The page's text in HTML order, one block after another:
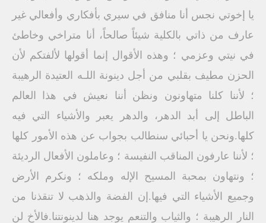
يا إخوتي نجس أنا منافق في سيري بأفكاري وأفعالي غير
عارف من ذاتي بالكلية شيئاً صالحاً، أنا متراخي وخاطئ
في نيتي وعزمي ؛ وهذه الأقوال إنما أقولها لألفتكم لأن
الحزن مطيف بقلبي من أجل دينونة اللـه العتيدة الرهيبة
؛ لأننا كلنا متهاونون ونظن أننا نعيش في هذا العالم
الباطل إلى أبد الدهر، والدهر يعبر والأشياء التي فيه
كلها.ونحن يا أحبائي سنطالب بجواب عن هذه الأمور كلها
؛ لأننا عارفون المناقب النفيسة ؛ وعاملون الأفعال الرديئة
؛ ونتهاون بمحبة المسيح الإله وملكه ؛ ونكرم الأرض
وجميع الأشياء التي فيها.إن الفضة والذهب لا تنقذنا من
النار الرهيبة ؛ والثياب والتنعم يوجد هنا لدينونتنا.فالأخ لن